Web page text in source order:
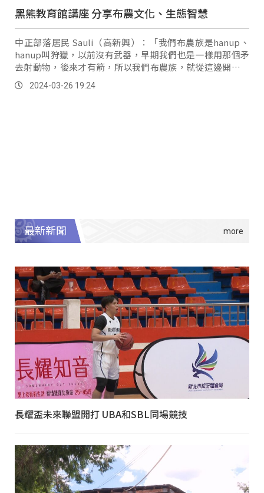
黑熊教育館講座 分享布農文化、生態智慧
中正部落居民 Sauli（高新興）：「我們布農族是hanup、
hanup叫狩獵，以前沒有武器，早期我們也是一樣用那個矛
去射動物，後來才有箭，所以我們布農族，就從這邊開始慢
慢翻過來，有人說玉山是我們布農族的，結果到最後現在各
說各話，布農族會到最高山，所以我們象徵著玉山是我們的
2024-03-26 19:24
最新新聞
長耀盃未來聯盟開打 UBA和SBL同場競技